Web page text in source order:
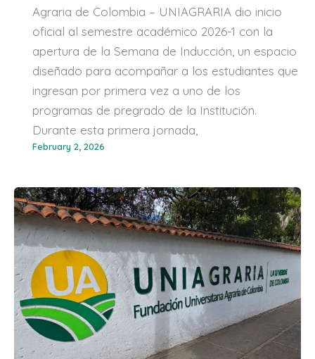
Agraria de Colombia – UNIAGRARIA dio inicio
oficial al semestre académico 2026-1 con la
apertura de la Semana de Inducción, un espacio
diseñado para acompañar a los estudiantes que
ingresan por primera vez a uno de los
programas de pregrado de la Institución.
Durante esta primera jornada,
February 2, 2026